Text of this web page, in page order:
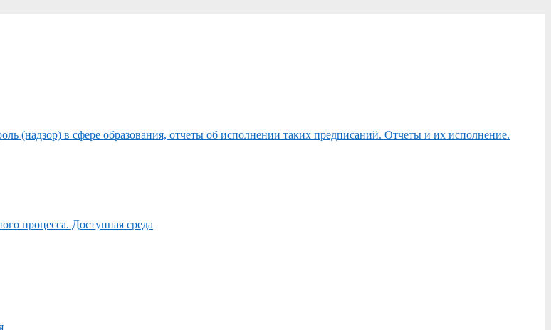
(надзор) в сфере образования, отчеты об исполнении таких предписаний. Отчеты и их исполнение.
процесса. Доступная среда